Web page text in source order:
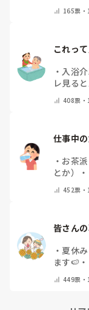
165票・
これっ
・ 入浴
レ見る
助は蒸し
408票・
仕事中
・ お茶派
とか）
・
452票・
皆さん
・ 夏休
ます🍉 ・
盆期間
449票・